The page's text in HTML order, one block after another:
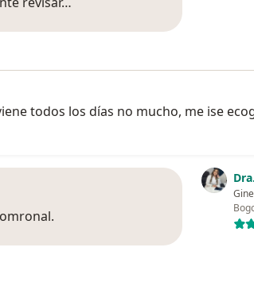
todos los días no mucho, me ise